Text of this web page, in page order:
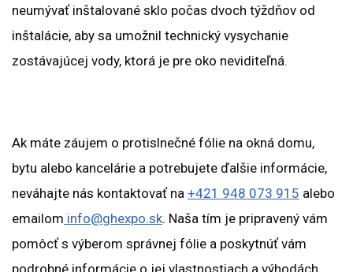
neumývať inštalované sklo počas dvoch týždňov od
inštalácie, aby sa umožnil technický vysychanie
zostávajúcej vody, ktorá je pre oko neviditeľná.
Ak máte záujem o protislnečné fólie na okná domu,
bytu alebo kancelárie a potrebujete ďalšie informácie,
neváhajte nás kontaktovať na +421 948 073 915 alebo
emailom info@ghexpo.sk. Naša tím je pripravený vám
pomôcť s výberom správnej fólie a poskytnúť vám
podrobné informácie o jej vlastnostiach a výhodách.